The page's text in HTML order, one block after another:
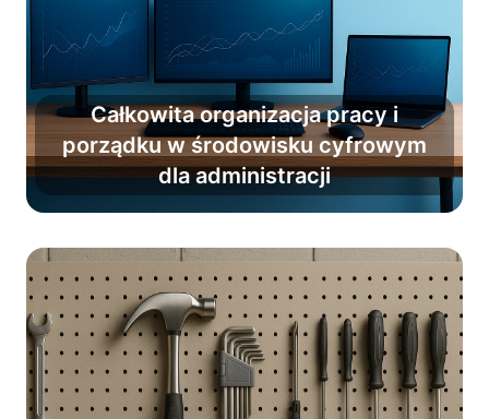
Całkowita organizacja pracy i
porządku w środowisku cyfrowym
dla administracji
Wprowadź nawyk porządku i
organizacji jako stały element
codzienności.